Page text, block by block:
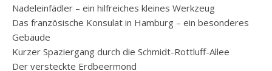
Nadeleinfädler – ein hilfreiches kleines Werkzeug
Das französische Konsulat in Hamburg – ein besonderes
Gebäude
Kurzer Spaziergang durch die Schmidt-Rottluff-Allee
Der versteckte Erdbeermond